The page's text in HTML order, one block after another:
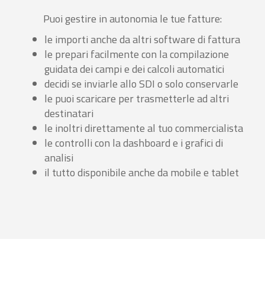
Puoi gestire in autonomia le tue fatture:
le importi anche da altri software di fattura
le prepari facilmente con la compilazione
guidata dei campi e dei calcoli automatici
decidi se inviarle allo SDI o solo conservarle
le puoi scaricare per trasmetterle ad altri
destinatari
le inoltri direttamente al tuo commercialista
le controlli con la dashboard e i grafici di
analisi
il tutto disponibile anche da mobile e tablet